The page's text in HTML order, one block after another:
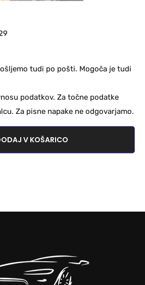
tudi po pošti. Mogoča je tudi
podatkov. Za točne podatke
Za pisne napake ne odgovarjamo.
V KOŠARICO